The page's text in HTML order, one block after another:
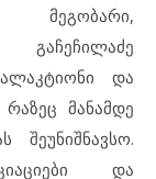
და
მანამდე
და